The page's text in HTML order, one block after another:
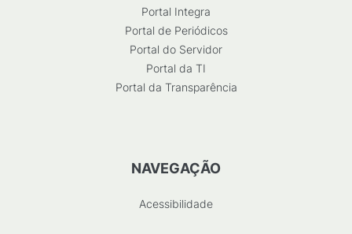
Portal Integra
Portal de Periódicos
Portal do Servidor
Portal da TI
Portal da Transparência
NAVEGAÇÃO
Acessibilidade